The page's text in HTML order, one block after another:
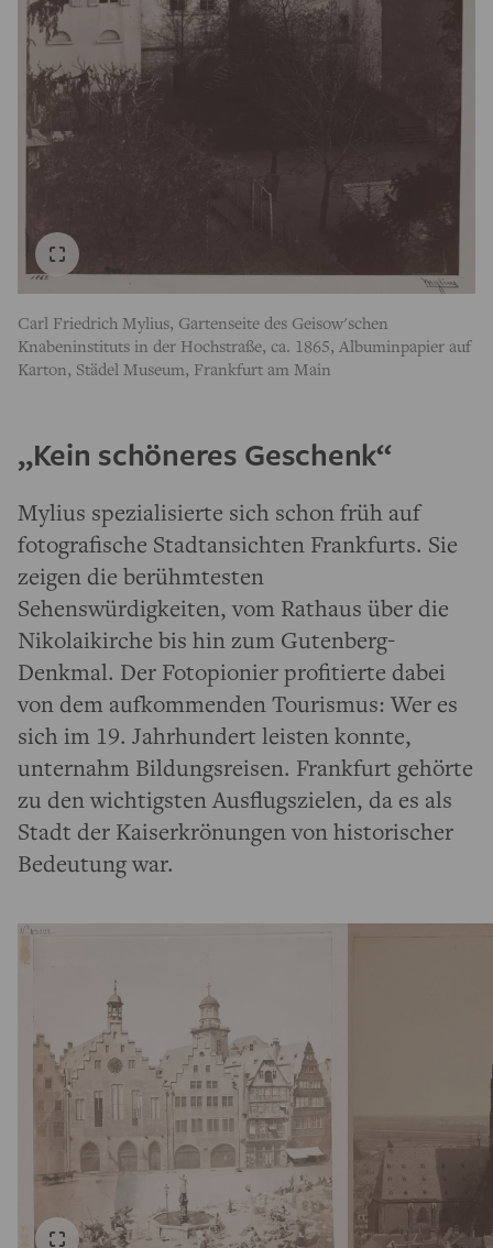
Carl Friedrich Mylius, Gartenseite des Geisow'schen
Knabeninstituts in der Hochstraße, ca. 1865, Albuminpapier auf
Karton, Städel Museum, Frankfurt am Main
„Kein schöneres Geschenk“
Mylius spezialisierte sich schon früh auf
fotografische Stadtansichten Frankfurts. Sie
zeigen die berühmtesten
Sehenswürdigkeiten, vom Rathaus über die
Nikolaikirche bis hin zum Gutenberg-
Denkmal. Der Fotopionier profitierte dabei
von dem aufkommenden Tourismus: Wer es
sich im 19. Jahrhundert leisten konnte,
unternahm Bildungsreisen. Frankfurt gehörte
zu den wichtigsten Ausflugszielen, da es als
Stadt der Kaiserkrönungen von historischer
Bedeutung war.